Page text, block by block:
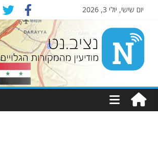
יום שישי, יולי 3, 2026
Nziv.net
מודיעין
מהמקורות